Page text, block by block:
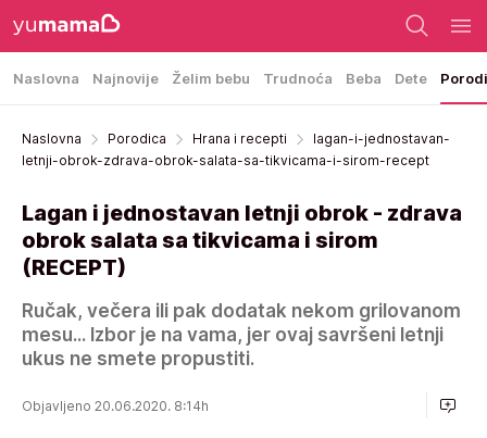
Naslovna Najnovije Želim bebu Trudnoća Beba Dete
Naslovna Porodica Hrana i recepti
lagan-i-jednostavan-
letnji-obrok-zdrava-obrok-salata-sa-tikvicama-i-sirom-recept
Lagan i jednostavan letnji obrok - zdrava
obrok salata sa tikvicama i sirom
(RECEPT)
Ručak, večera ili pak dodatak nekom grilovanom
mesu... Izbor je na vama, jer ovaj savršeni letnji
ukus ne smete propustiti.
Objavljeno 20.06.2020. 8:14h